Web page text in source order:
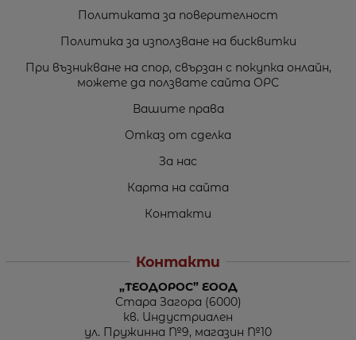
Политиката за поверителност
Политика за използване на бисквитки
При възникване на спор, свързан с покупка онлайн,
можете да ползвате сайта ОРС
Вашите права
Отказ от сделка
За нас
Карта на сайта
Контакти
Контакти
„ТЕОДОРОС” ЕООД
Стара Загора (6000)
кв. Индустриален
ул. Пружинна №9, магазин №10